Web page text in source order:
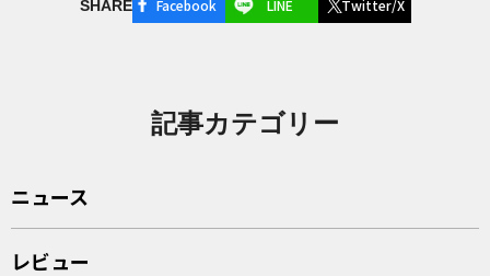
SHARE Facebook LINE Twitter/X
記事カテゴリー
ニュース
レビュー